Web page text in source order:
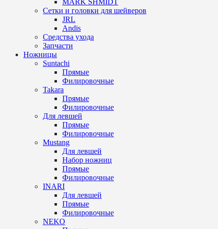
MARK SHMIDT
Сетки и головки для шейверов
JRL
Andis
Средства ухода
Запчасти
Ножницы
Suntachi
Прямые
Филировочные
Takara
Прямые
Филировочные
Для левшей
Прямые
Филировочные
Mustang
Для левшей
Набор ножниц
Прямые
Филировочные
INARI
Для левшей
Прямые
Филировочные
NEKO